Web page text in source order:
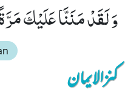
وَ لَقَدْ مَنَنَّا عَلَیْكَ
کنزالایمان